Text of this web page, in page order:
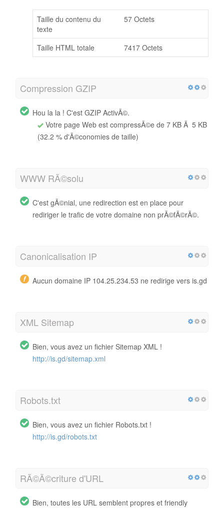
Taille du contenu du
texte
57 Octets
Taille HTML totale 7417 Octets
Compression GZIP
Hou la la ! C'est GZIP ActivÃ©.
Votre page Web est compressÃ©e de 7 KB Ã 5 KB
(32.2 % d'Ã©conomies de taille)
WWW RÃ©solu
C'est gÃ©nial, une redirection est en place pour
rediriger le trafic de votre domaine non prÃ©fÃ©rÃ©.
Canonicalisation IP
Aucun domaine IP 104.25.234.53 ne redirige vers is.gd
XML Sitemap
Bien, vous avez un fichier Sitemap XML !
http://is.gd/sitemap.xml
Robots.txt
Bien, vous avez un fichier Robots.txt !
http://is.gd/robots.txt
RÃ©Ã©criture d'URL
Bien, toutes les URL semblent propres et friendly